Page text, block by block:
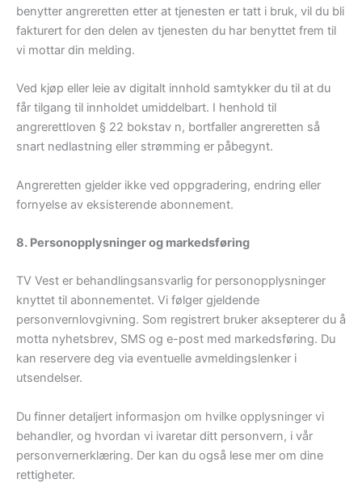
benytter angreretten etter at tjenesten er tatt i bruk, vil du bli
fakturert for den delen av tjenesten du har benyttet frem til
vi mottar din melding.
Ved kjøp eller leie av digitalt innhold samtykker du til at du
får tilgang til innholdet umiddelbart. I henhold til
angrerettloven § 22 bokstav n, bortfaller angreretten så
snart nedlastning eller strømming er påbegynt.
Angreretten gjelder ikke ved oppgradering, endring eller
fornyelse av eksisterende abonnement.
8. Personopplysninger og markedsføring
TV Vest er behandlingsansvarlig for personopplysninger
knyttet til abonnementet. Vi følger gjeldende
personvernlovgivning. Som registrert bruker aksepterer du å
motta nyhetsbrev, SMS og e-post med markedsføring. Du
kan reservere deg via eventuelle avmeldingslenker i
utsendelser.
Du finner detaljert informasjon om hvilke opplysninger vi
behandler, og hvordan vi ivaretar ditt personvern, i vår
personvernerklæring. Der kan du også lese mer om dine
rettigheter.